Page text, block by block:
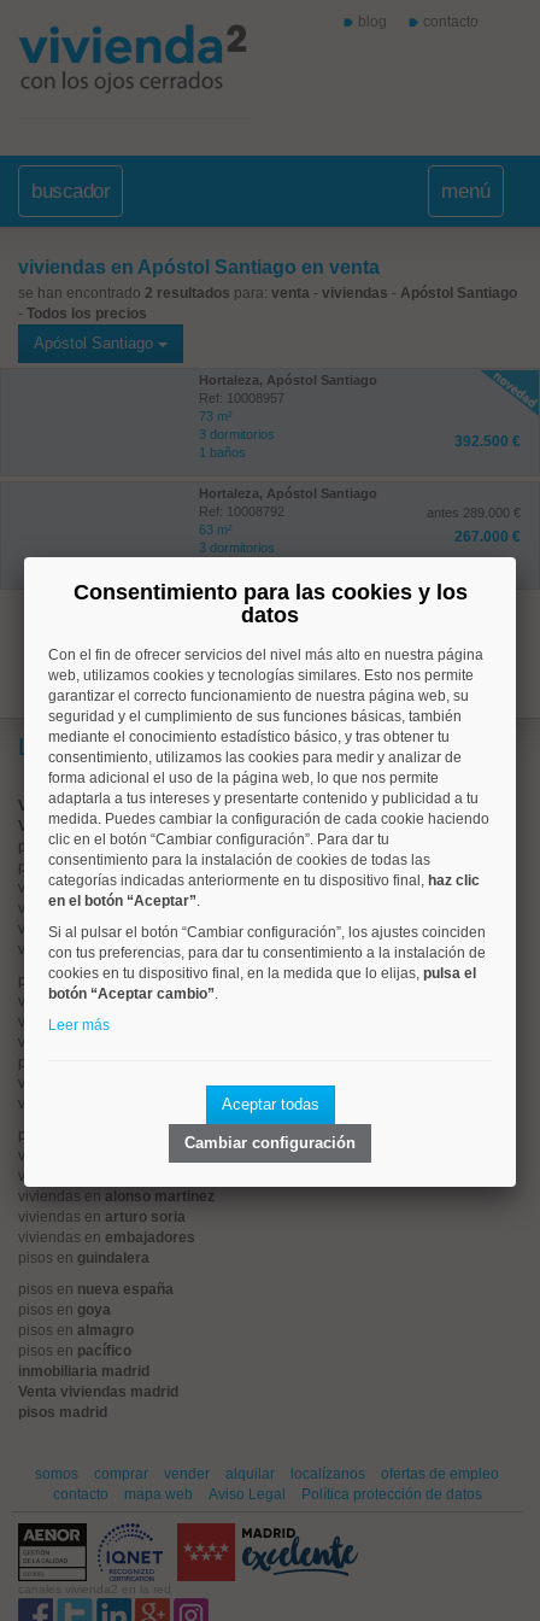
blog contacto
buscador menú
viviendas en Apóstol Santiago en venta
se han encontrado 2 resultados para: venta - viviendas - Apóstol Santiago
- Todos los precios
Apóstol Santiago
Hortaleza, Apóstol Santiago
Ref: 10008957
73 m²
3 dormitorios
1 baños
392.500 €
Hortaleza, Apóstol Santiago
Ref: 10008792
63 m²
3 dormitorios
antes 289.000 €
267.000 €
1
Lo más buscado
Valorar vivienda online
Vender piso
pisos enchamberí
pisos enmoncloa
viviendas enargüelles
viviendas entetuán
viviendas encuatro caminos
viviendas enchamartín
pisos enrios rosas
viviendas enprosperidad
viviendas enhispanoamerica
viviendas en
pisos en
viviendas en
viviendas en
pisos en
viviendas en
viviendas en
viviendas en alonso martinez
viviendas en arturo soria
viviendas en embajadores
pisos en guindalera
pisos en nueva españa
pisos en goya
pisos en almagro
pisos en pacífico
inmobiliaria madrid
Venta viviendas madrid
pisos madrid
somos comprar vender alquilar localízanos
ofertas de empleo
contacto
mapa web Aviso Legal Política protección de datos
canales vivienda2 en la red
Consentimiento para las cookies y los
datos
Con el fin de ofrecer servicios del nivel más alto en nuestra página
web, utilizamos cookies y tecnologías similares. Esto nos permite
garantizar el correcto funcionamiento de nuestra página web, su
seguridad y el cumplimiento de sus funciones básicas, también
mediante el conocimiento estadístico básico, y tras obtener tu
consentimiento, utilizamos las cookies para medir y analizar de
forma adicional el uso de la página web, lo que nos permite
adaptarla a tus intereses y presentarte contenido y publicidad a tu
medida. Puedes cambiar la configuración de cada cookie haciendo
clic en el botón “Cambiar configuración”. Para dar tu
consentimiento para la instalación de cookies de todas las
categorías indicadas anteriormente en tu dispositivo final, haz clic
en el botón “Aceptar”.
Si al pulsar el botón “Cambiar configuración”, los ajustes coinciden
con tus preferencias, para dar tu consentimiento a la instalación de
cookies en tu dispositivo final, en la medida que lo elijas, pulsa el
botón “Aceptar cambio”.
Leer más
Aceptar todas
Cambiar configuración